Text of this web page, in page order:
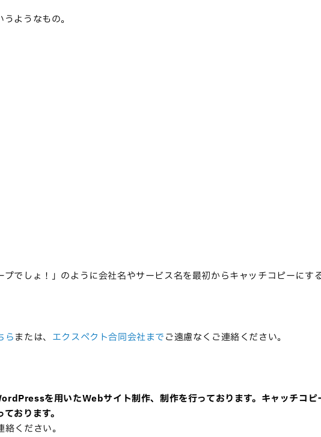
ようなもの。
でしょ！」のように会社名やサービス名を最初からキャッチコピーにす
らまたは、 エクスペクト合同会社までご遠慮なくご連絡ください。
を用いたWebサイト制作、制作を行っております。 キャッチコピ
おります。
ください。